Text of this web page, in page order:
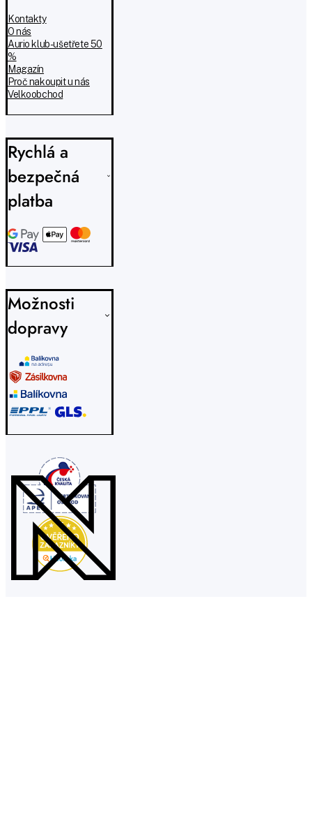
Kontakty
O nás
Aurio klub - ušetřete 50
%
Magazín
Proč nakoupit u nás
Velkoobchod
Rychlá a
bezpečná
platba
Možnosti
dopravy